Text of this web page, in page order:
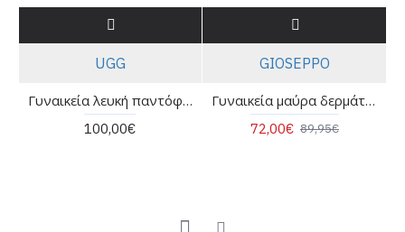
UGG
Γυναικεία λευκή παντόφλα - Ugg GoldenGlow Slide W/1167430
100,00€
GIOSEPPO
Γυναικεία μαύρα δερμάτινα slingback cut out - Gioseppo Rothbury 79209
72,00€ 89,95€